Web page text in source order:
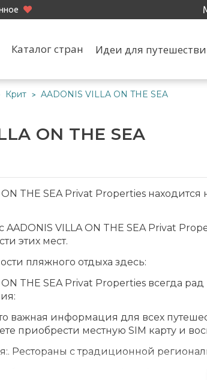
Каталог стран Идеи для
Крит > AADONIS VILLA ON THE SEA
ON THE SEA
THE SEA Privat Properties
VILLA ON THE SEA Privat
этих мест.
пляжного отдыха здесь:
ON THE SEA Privat Properties всегда
важная информация для всех
приобрести местную SIM карту и
Рестораны с традиционной
следующей